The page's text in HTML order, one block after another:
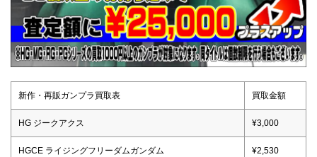
新作・再販ガンプラ買取表 買取金額
HG ジークアクス ¥3,000
HGCE ライジングフリーダムガンダム ¥2,530